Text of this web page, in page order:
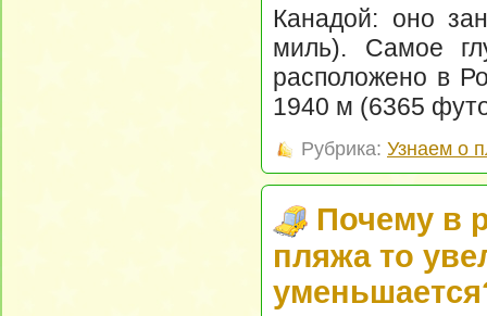
Канадой: оно
миль). Самое
расположено в
1940 м (6365
Рубрика: Узнаем о
Почему в
пляжа то